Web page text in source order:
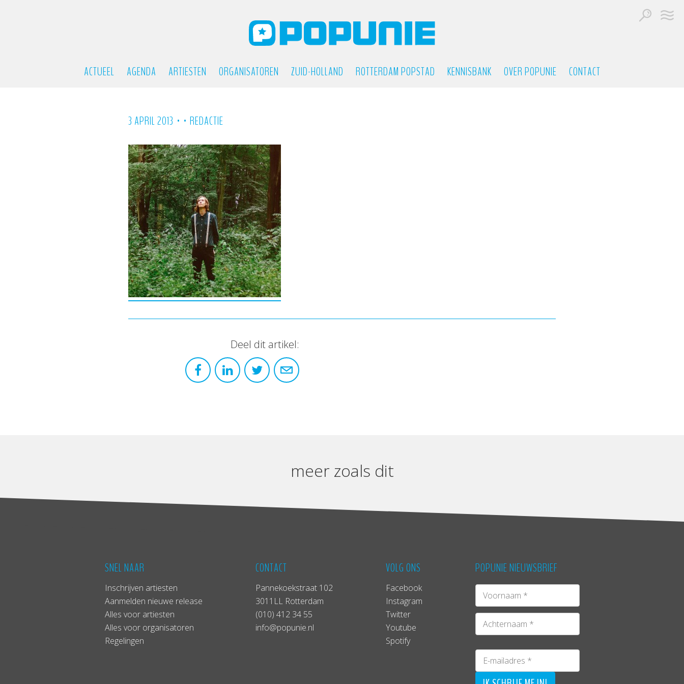
ACTUEEL AGENDA ARTIESTEN ORGANISATOREN ZUID-HOLLAND ROTTERDAM POPSTAD KENNISBANK OVER POPUNIE CONTACT
3 APRIL 2013 • • REDACTIE
Deel dit artikel:
meer zoals dit
SNEL NAAR
Inschrijven artiesten
Aanmelden nieuwe release
Alles voor artiesten
Alles voor organisatoren
Regelingen
CONTACT
Pannekoekstraat 102
3011LL Rotterdam
(010) 412 34 55
info@popunie.nl
VOLG ONS
Facebook
Instagram
Twitter
Youtube
Spotify
POPUNIE NIEUWSBRIEF